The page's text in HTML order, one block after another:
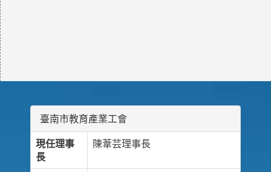
臺南市教育產業工會
現任理事
長
陳葦芸理事長